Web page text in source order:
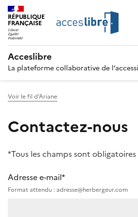
RÉPUBLIQUE
FRANÇAISE
Acceslibre
La plateforme collaborative de
Voir le fil d'Ariane
Contactez-nous
*Tous les champs sont obligatoires
Adresse e-mail*
Format attendu : adresse@herbergeur.com